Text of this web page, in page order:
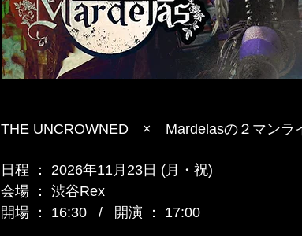
THE UNCROWNED × Mardelasの２マンラ
日程 ： 2026年11月23日 (月・祝)
会場 ： 渋谷Rex
開場 ： 16:30 / 開演 ： 17:00